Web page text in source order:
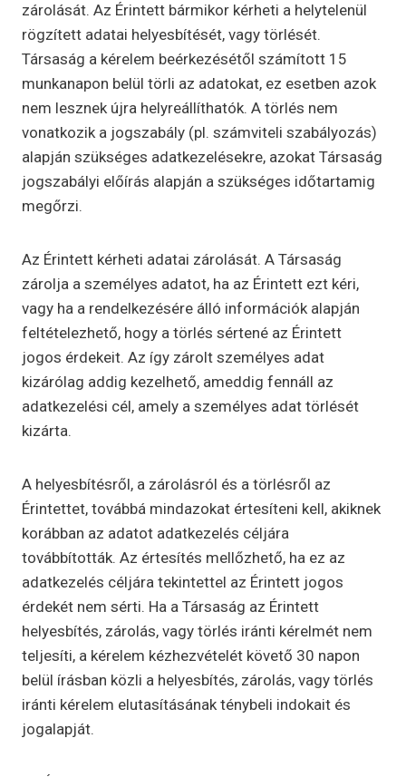
zárolását. Az Érintett bármikor kérheti a helytelenül
rögzített adatai helyesbítését, vagy törlését.
Társaság a kérelem beérkezésétől számított 15
munkanapon belül törli az adatokat, ez esetben azok
nem lesznek újra helyreállíthatók. A törlés nem
vonatkozik a jogszabály (pl. számviteli szabályozás)
alapján szükséges adatkezelésekre, azokat Társaság
jogszabályi előírás alapján a szükséges időtartamig
megőrzi.
Az Érintett kérheti adatai zárolását. A Társaság
zárolja a személyes adatot, ha az Érintett ezt kéri,
vagy ha a rendelkezésére álló információk alapján
feltételezhető, hogy a törlés sértené az Érintett
jogos érdekeit. Az így zárolt személyes adat
kizárólag addig kezelhető, ameddig fennáll az
adatkezelési cél, amely a személyes adat törlését
kizárta.
A helyesbítésről, a zárolásról és a törlésről az
Érintettet, továbbá mindazokat értesíteni kell, akiknek
korábban az adatot adatkezelés céljára
továbbították. Az értesítés mellőzhető, ha ez az
adatkezelés céljára tekintettel az Érintett jogos
érdekét nem sérti. Ha a Társaság az Érintett
helyesbítés, zárolás, vagy törlés iránti kérelmét nem
teljesíti, a kérelem kézhezvételét követő 30 napon
belül írásban közli a helyesbítés, zárolás, vagy törlés
iránti kérelem elutasításának ténybeli indokait és
jogalapját.